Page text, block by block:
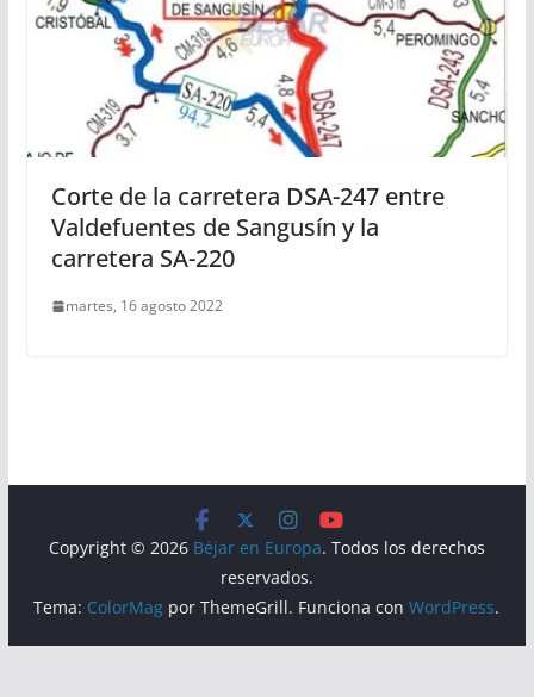
Corte de la carretera DSA-247 entre
Valdefuentes de Sangusín y la
carretera SA-220
martes, 16 agosto 2022
Copyright © 2026 Béjar en Europa. Todos los derechos
reservados.
Tema: ColorMag por ThemeGrill. Funciona conWordPress.